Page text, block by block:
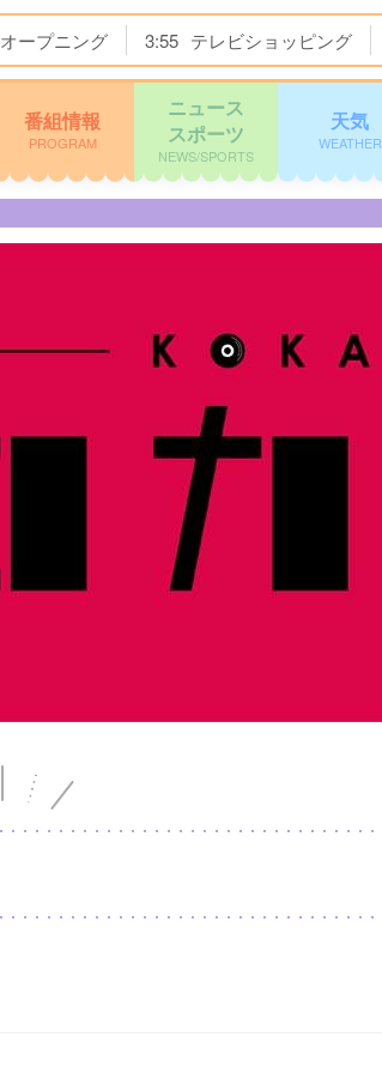
オープニング 3:55 テレビショッピング
番組情報
PROGRAM
ニュース
スポーツ
NEWS/SPORTS
天気
WEATHER